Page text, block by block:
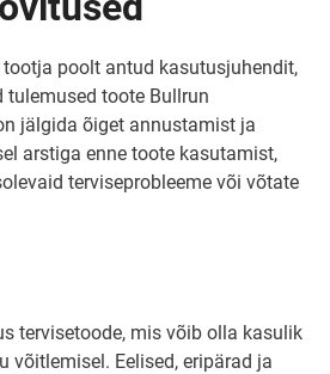
poolt antud kasutusjuhendit,
toote Bullrun
jälgida õiget annustamist ja
arstiga enne toote kasutamist,
terviseprobleeme või võtate
tervisetoode, mis võib olla kasulik
võitlemisel. Eelised, eripärad ja